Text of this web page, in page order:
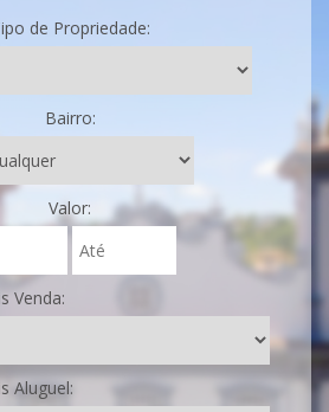
de Propriedade:
Bairro:
Valor:
Venda:
Aluguel: